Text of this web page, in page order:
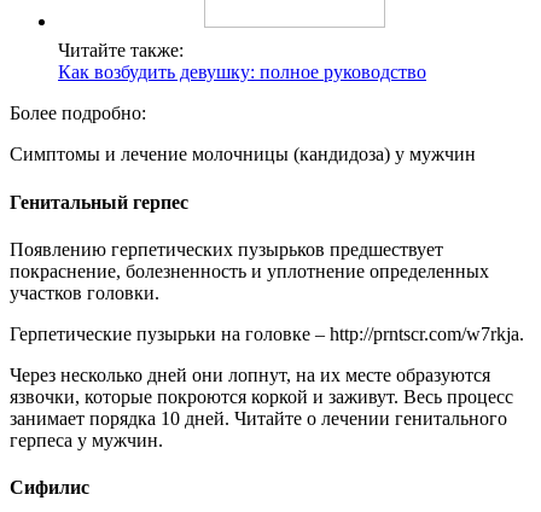
Читайте также:
Как возбудить девушку: полное руководство
Более подробно:
Симптомы и лечение молочницы (кандидоза) у мужчин
Генитальный герпес
Появлению герпетических пузырьков предшествует
покраснение, болезненность и уплотнение определенных
участков головки.
Герпетические пузырьки на головке – http://prntscr.com/w7rkja.
Через несколько дней они лопнут, на их месте образуются
язвочки, которые покроются коркой и заживут. Весь процесс
занимает порядка 10 дней. Читайте о лечении генитального
герпеса у мужчин.
Сифилис